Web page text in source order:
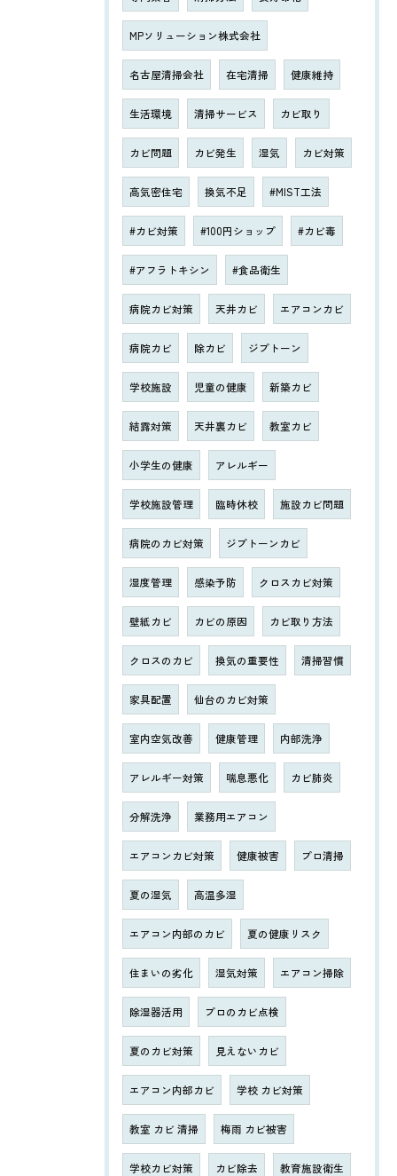
MPソリューション株式会社
名古屋清掃会社 在宅清掃 健康維持
生活環境 清掃サービス カビ取り
カビ問題 カビ発生 湿気 カビ対策
高気密住宅 換気不足 #MIST工法
#カビ対策 #100円ショップ #カビ毒
#アフラトキシン #食品衛生
病院カビ対策 天井カビ エアコンカビ
病院カビ 除カビ ジプトーン
学校施設 児童の健康 新築カビ
結露対策 天井裏カビ 教室カビ
小学生の健康 アレルギー
学校施設管理 臨時休校 施設カビ問題
病院のカビ対策 ジプトーンカビ
湿度管理 感染予防 クロスカビ対策
壁紙カビ カビの原因 カビ取り方法
クロスのカビ 換気の重要性 清掃習慣
家具配置 仙台のカビ対策
室内空気改善 健康管理 内部洗浄
アレルギー対策 喘息悪化 カビ肺炎
分解洗浄 業務用エアコン
エアコンカビ対策 健康被害 プロ清掃
夏の湿気 高温多湿
エアコン内部のカビ 夏の健康リスク
住まいの劣化 湿気対策 エアコン掃除
除湿器活用 プロのカビ点検
夏のカビ対策 見えないカビ
エアコン内部カビ 学校 カビ対策
教室 カビ 清掃 梅雨 カビ被害
学校カビ対策 カビ除去 教育施設衛生